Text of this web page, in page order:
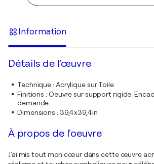
Information
Détails de l'œuvre
Technique: Acrylique sur Toile
Finitions : Oeuvre sur support rigide.
demande.
Dimensions : 39,4x39,4in
À propos de l'oeuvre
J'ai mis tout mon cœur dans cette œuvre